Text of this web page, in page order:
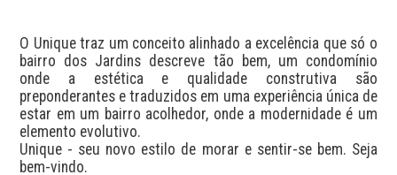
O Unique traz um conceito alinhado a excelência que só o
bairro dos Jardins descreve tão bem, um condomínio
onde a estética e qualidade construtiva são
preponderantes e traduzidos em uma experiência única de
estar em um bairro acolhedor, onde a modernidade é um
elemento evolutivo.
Unique - seu novo estilo de morar e sentir-se bem. Seja
bem-vindo.